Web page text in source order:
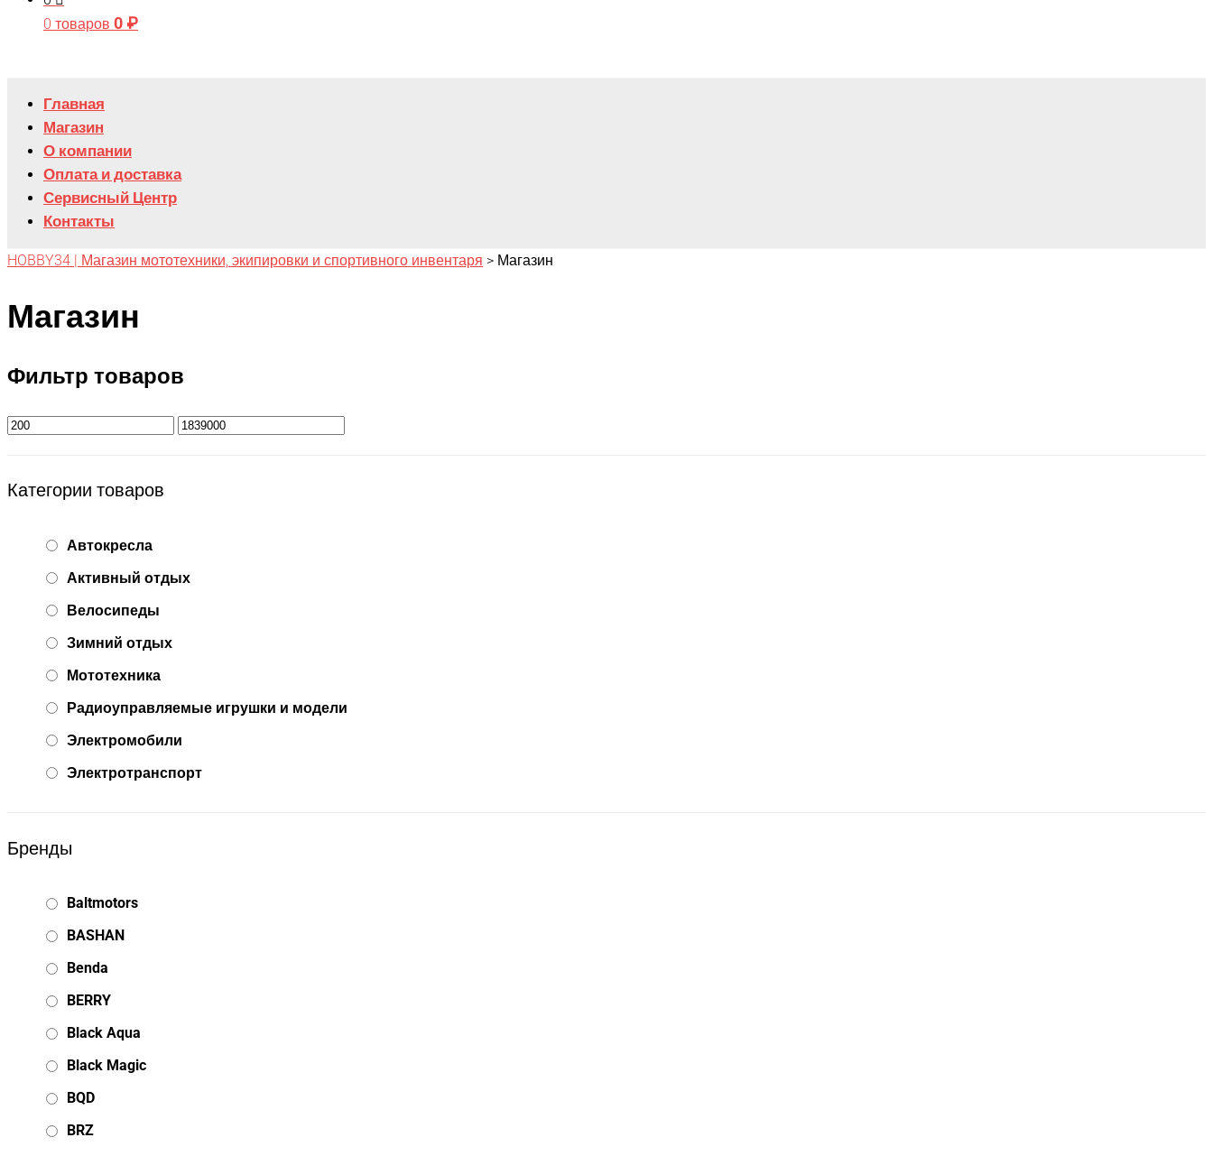
0 товаров 0 ₽
Главная
Магазин
О компании
Оплата и доставка
Сервисный Центр
Контакты
HOBBY34 | Магазин мототехники, экипировки и спортивного инвентаря > Магазин
Магазин
Фильтр товаров
Категории товаров
Автокресла
Активный отдых
Велосипеды
Зимний отдых
Мототехника
Радиоуправляемые игрушки и модели
Электромобили
Электротранспорт
Бренды
Baltmotors
BASHAN
Benda
BERRY
Black Aqua
Black Magic
BQD
BRZ